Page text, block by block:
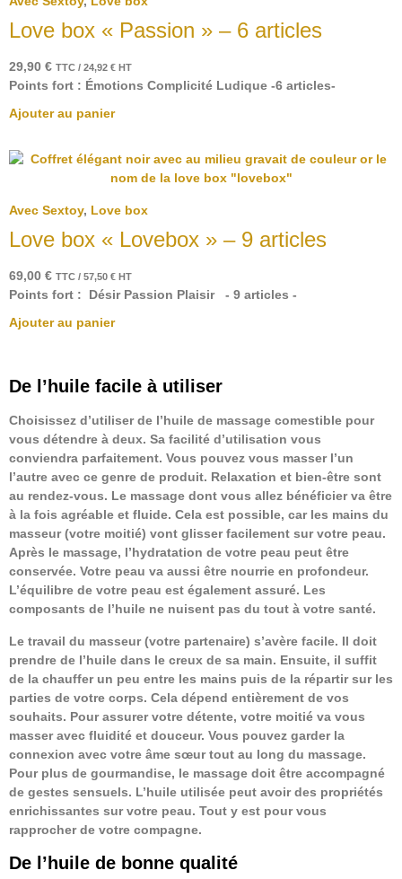
Love box « Passion » – 6 articles
29,90 € TTC / 24,92 € HT
Points fort : Émotions Complicité Ludique -6 articles-
Ajouter au panier
Avec Sextoy, Love box
Love box « Lovebox » – 9 articles
69,00 € TTC / 57,50 € HT
Points fort : Désir Passion Plaisir - 9 articles -
Ajouter au panier
De l’huile facile à utiliser
Choisissez d’utiliser de l’huile de massage comestible pour
vous détendre à deux. Sa facilité d’utilisation vous
conviendra parfaitement. Vous pouvez vous masser l’un
l’autre avec ce genre de produit. Relaxation et bien-être sont
au rendez-vous. Le massage dont vous allez bénéficier va être
à la fois agréable et fluide. Cela est possible, car les mains du
masseur (votre moitié) vont glisser facilement sur votre peau.
Après le massage, l’hydratation de votre peau peut être
conservée. Votre peau va aussi être nourrie en profondeur.
L’équilibre de votre peau est également assuré. Les
composants de l’huile ne nuisent pas du tout à votre santé.
Le travail du masseur (votre partenaire) s’avère facile. Il doit
prendre de l’huile dans le creux de sa main. Ensuite, il suffit
de la chauffer un peu entre les mains puis de la répartir sur les
parties de votre corps. Cela dépend entièrement de vos
souhaits. Pour assurer votre détente, votre moitié va vous
masser avec fluidité et douceur. Vous pouvez garder la
connexion avec votre âme sœur tout au long du massage.
Pour plus de gourmandise, le massage doit être accompagné
de gestes sensuels. L’huile utilisée peut avoir des propriétés
enrichissantes sur votre peau. Tout y est pour vous
rapprocher de votre compagne.
De l’huile de bonne qualité